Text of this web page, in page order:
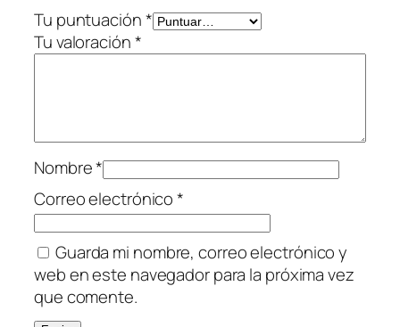
i
d
a
Tu puntuación*
Tu valoración*
Nombre*
Correo electrónico*
Guarda mi nombre, correo electrónico y
web en este navegador para la próxima vez
que comente.